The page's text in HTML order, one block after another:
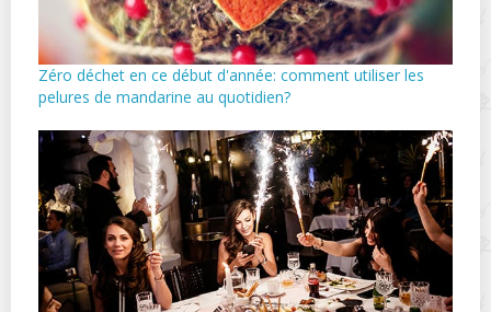
Zéro déchet en ce début d'année: comment utiliser les
pelures de mandarine au quotidien?